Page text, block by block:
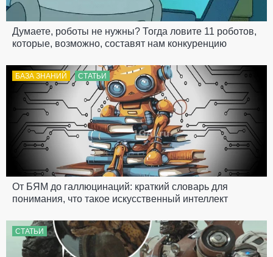
Думаете, роботы не нужны? Тогда ловите 11 роботов,
которые, возможно, составят нам конкуренцию
БАЗА ЗНАНИЙ СТАТЬИ
От БЯМ до галлюцинаций: краткий словарь для
понимания, что такое искусственный интеллект
СТАТЬИ